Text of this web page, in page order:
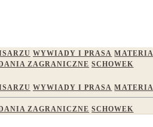
WYWIADY I PRASA
ZAGRANICZNE SCHOWEK
WYWIADY I PRASA
ZAGRANICZNE SCHOWEK